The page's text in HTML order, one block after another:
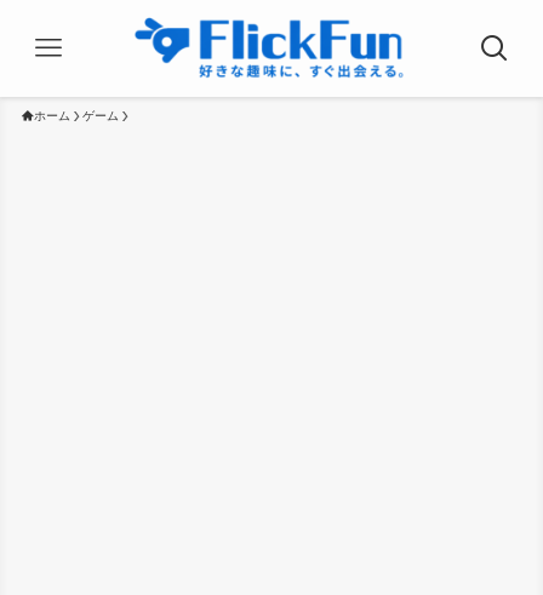
ホーム ゲーム